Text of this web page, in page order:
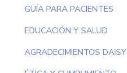
GUÍA PARA PACIENTES
EDUCACIÓN Y SALUD
AGRADECIMIENTOS DAISY